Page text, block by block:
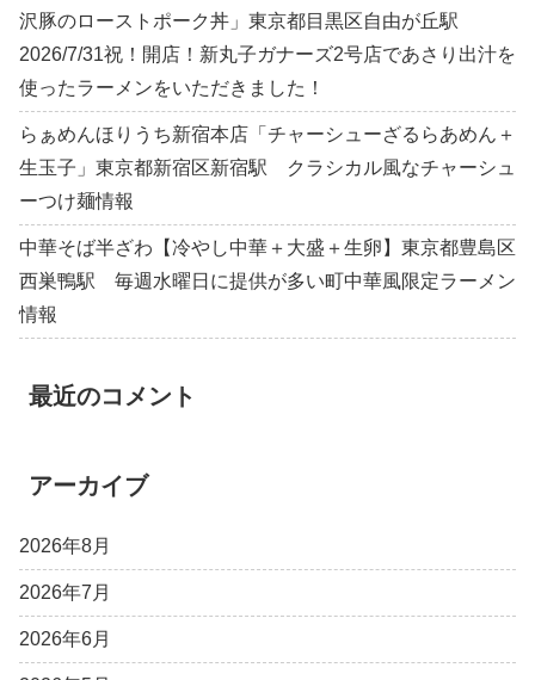
沢豚のローストポーク丼」東京都目黒区自由が丘駅
2026/7/31祝！開店！新丸子ガナーズ2号店であさり出汁を
使ったラーメンをいただきました！
らぁめんほりうち新宿本店「チャーシューざるらあめん＋
生玉子」東京都新宿区新宿駅 クラシカル風なチャーシュ
ーつけ麺情報
中華そば半ざわ【冷やし中華＋大盛＋生卵】東京都豊島区
西巣鴨駅 毎週水曜日に提供が多い町中華風限定ラーメン
情報
最近のコメント
アーカイブ
2026年8月
2026年7月
2026年6月